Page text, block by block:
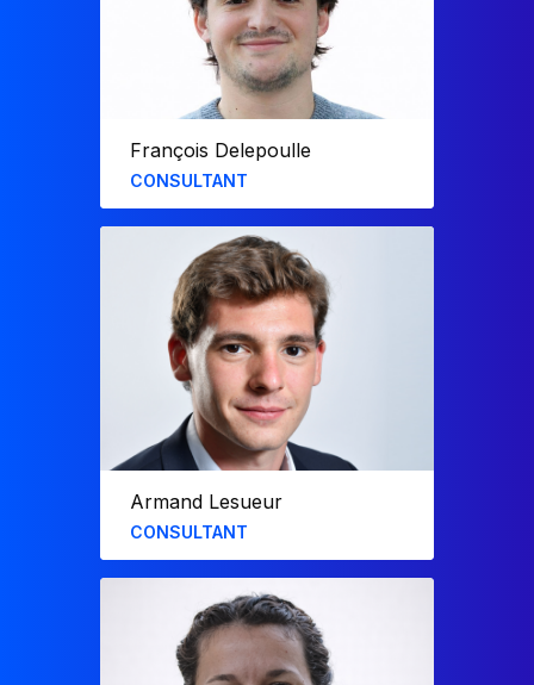
François Delepoulle
CONSULTANT
School of Management, François a
rejoint F31 en 2024. Spécialisé en
modélisation financière et en reporting
interactif, il a conçu des outils pour un
acteur du luxe.
Armand Lesueur
CONSULTANT
développé des applications métiers pour
des acteurs de l’immobilier et contribue à
nos solutions intégrées,
approfondissant ses compétences en
DevOps et développement full stack.